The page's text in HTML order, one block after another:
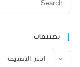
تصنيفات
اختر التصنيف